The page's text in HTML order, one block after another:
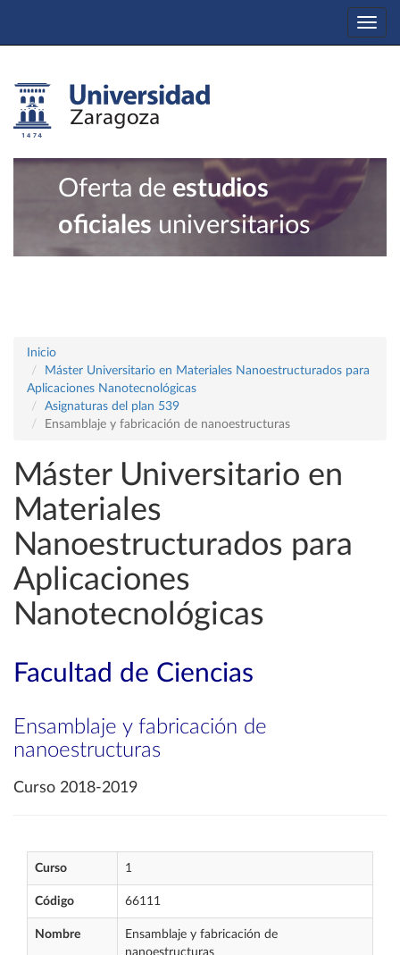
Oferta de estudios
oficiales universitarios
Inicio
Máster Universitario en Materiales Nanoestructurados para
Aplicaciones Nanotecnológicas
Asignaturas del plan 539
Ensamblaje y fabricación de nanoestructuras
Máster Universitario en
Materiales
Nanoestructurados para
Aplicaciones
Nanotecnológicas
Facultad de Ciencias
Ensamblaje y fabricación de
nanoestructuras
Curso 2018-2019
Curso 1
Código 66111
Nombre
Ensamblaje y fabricación de
nanoestructuras